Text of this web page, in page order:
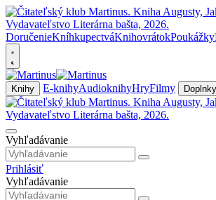
DoručenieKníhkupectváKnihovrátokPoukážky
Knihy E-knihyAudioknihyHryFilmy Doplnky
Vyhľadávanie
Prihlásiť
Vyhľadávanie